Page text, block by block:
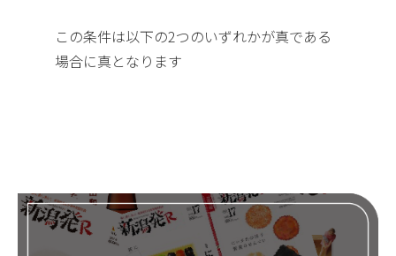
この条件は以下の2つのいずれかが真である
場合に真となります